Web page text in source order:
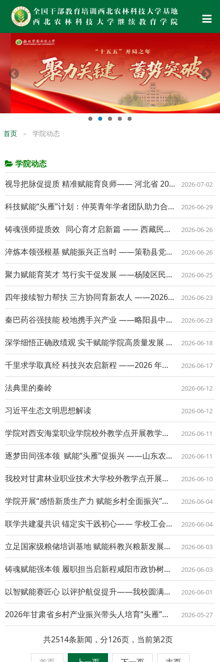
首页 学院动态
学院动态
视导把脉促提质 精准赋能育良师—— 河北省 2025 年度职教师资国培项目视导专...
2026-07-02
科技赋能“头雁”计划：仲英青年学者团队助力合阳乡村产业提质增效 2026-06-29
铸魂强师提质效 同心育才启新篇 —— 西藏民族大学研究生导师素质提升专题培训... 2026-06-26
淬炼本领强根基 赋能振兴正当时 ——策勒县党建引领乡村振兴专题培训班在西农大开班 2026-06-26
聚力赋能育英才 笃行实干促发展 ——杨陵区民营经济领军人才研修班顺利开班 2026-06-25
四年接续智力帮扶 三方协同育新农人 ——2026 年度定点帮扶奈曼旗农技人员与农... 2026-06-23
秦巴药谷强技能 校地携手兴产业 ——略阳县中药材技术专题培训班在我校顺利开班 2026-06-23
深学细悟正确政绩观 实干赋能学院高质量发展 ——学院党总支召开第四次理论学习中心... 2026-06-18
千里求学取真经 科技兴农启新程 ——2026 年塔城市基层农业技术人员培训班圆满... 2026-06-17
法典里的秦岭 2026-06-12
习近平生态文明思想解读 2026-06-12
学院对西安海棠职业学院校外教学点开展教学与管理工作督查 2026-06-11
逐梦田间强本领 赋能“头雁”促振兴 ——山东农业工程学院“头雁”培育能力提升班... 2026-06-11
我校对甘肃林业职业技术大学校外教学点开展教学与管理工作督查 2026-06-10
学院开展“感悟新质生产力 赋能乡村全面振兴”主题党日活动 2026-06-04
联学共建凝共识 锚定实干践初心—— 学校工会党支部、成教学院教职工第一党支部开展... 2026-06-04
立足国家级粮储培训基地 赋能科教兴粮新发展——我校参加2026年全国粮食和物资储... 2026-06-03
铸魂赋能强本领 履职担当启新程咸阳市政协树立和践行正确政绩观暨素质能力提升培训班... 2026-06-03
以智赋能赛匠心 以评护航促提升——我校圆满完成陕西省农产品经纪人技能竞赛命题及评... 2026-06-01
2026年甘肃省乡村产业振兴带头人培育“头雁”项目在西北农林科技大学启动 2026-05-27
共2514条新闻，分126页，当前第2页